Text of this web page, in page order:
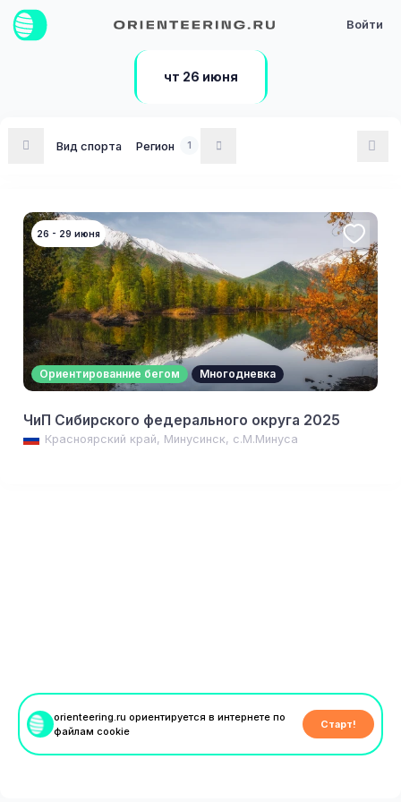
Войти
чт 26 июня
Вид спорта Регион 1
26 - 29 июня
Ориентированние бегом Многодневка
ЧиП Сибирского федерального округа 2025
Красноярский край, Минусинск, с.М.Минуса
orienteering.ru ориентируется в интернете по
файлам cookie
Старт!